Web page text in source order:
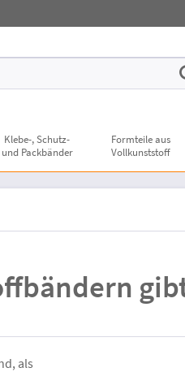
Klebe-, Schutz-
und Packbänder
Formteile aus
Vollkunststoff
als